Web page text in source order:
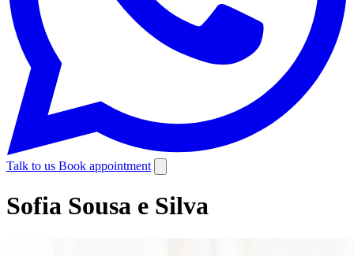
Talk to us Book appointment
Sofia Sousa e Silva